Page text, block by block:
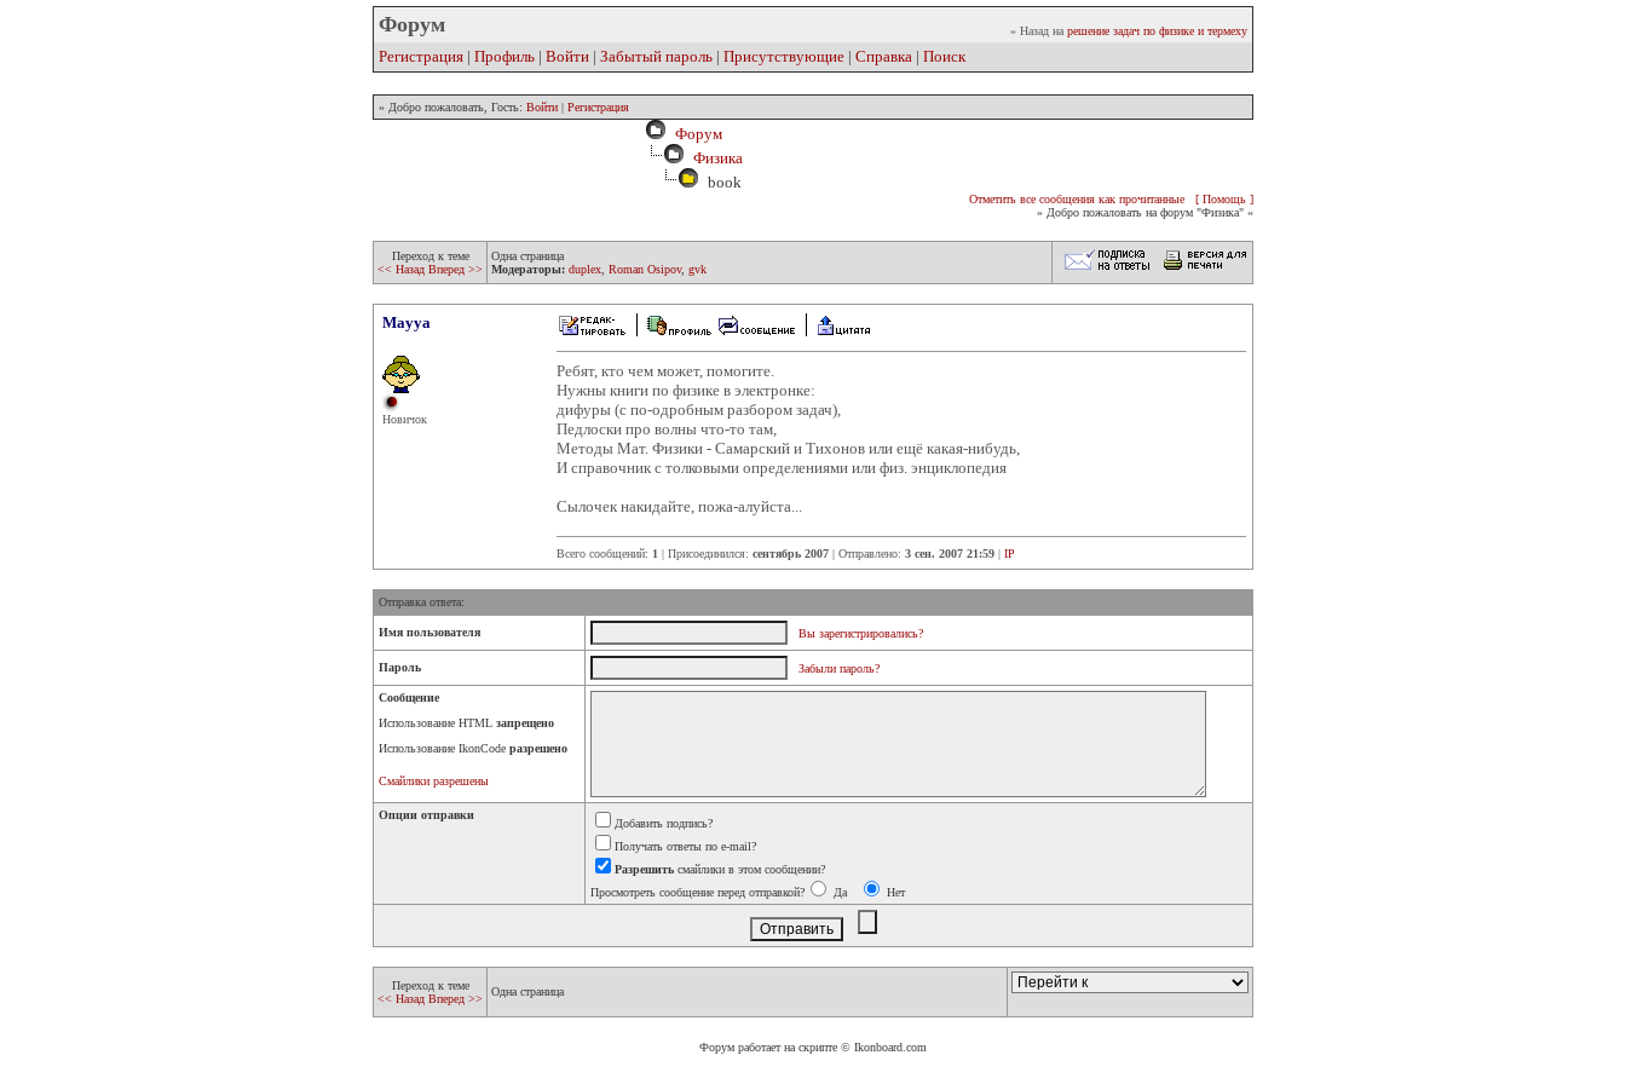
Форум » Назад на решение задач по физике и термеху
Регистрация | Профиль | Войти | Забытый пароль | Присутствующие | Справка | Поиск
» Добро пожаловать, Гость: Войти | Регистрация
Форум
Физика
book
Отметить все сообщения как прочитанные
[ Помощь ]
» Добро пожаловать на форум "Физика" «
Переход к теме
<< Назад Вперед >>
Одна страница
Модераторы: duplex Roman Osipov, gvk
Mayya
Новичок
Ребят, кто чем может, помогите.
Нужны книги по физике в электронке:
дифуры (с по-одробным разбором задач),
Педлоски про волны что-то там,
Методы Мат. Физики - Самарский и Тихонов или ещё какая-нибудь,
И справочник с толковыми определениями или физ. энциклопедия
Сылочек накидайте, пожа-алуйста...
Всего сообщений: 1 | Присоединился: сентябрь 2007 | Отправлено: 3 сен. 2007 21:59 | IP
Отправка ответа:
Имя пользователя Вы зарегистрировались?
Пароль Забыли пароль?
Сообщение
Использование HTML запрещено
Использование IkonCode разрешено
Смайлики разрешены
Опции отправки
Добавить подпись?
Получать ответы по e-mail?
Разрешить смайлики в этом сообщении?
Просмотреть сообщение перед отправкой?
Да Нет
Переход к теме
<< Назад Вперед >>
Одна страница
Форум работает на скрипте © Ikonboard.com